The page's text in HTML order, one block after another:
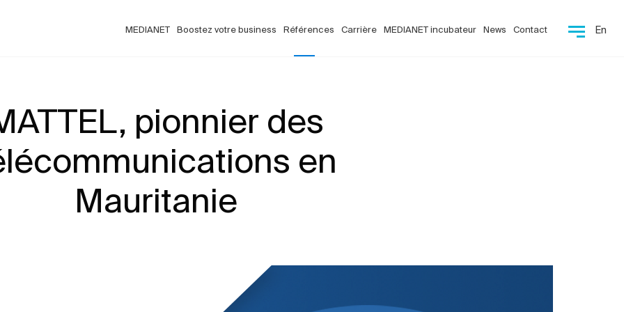
MEDIANET Boostez votre business Références Carrière MEDIANET incubateur News Contact En
pionnier des
en
Mauritanie